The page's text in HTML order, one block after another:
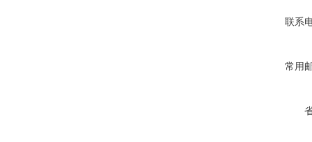
联系
常用